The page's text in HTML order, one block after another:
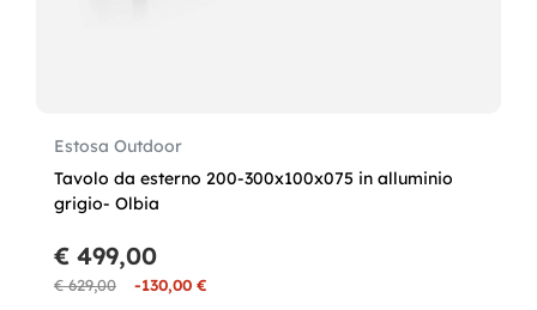
Estosa Outdoor
Tavolo da esterno 200-300x100x075 in alluminio
grigio- Olbia
€ 629,00 -130,00 €
€ 499,00